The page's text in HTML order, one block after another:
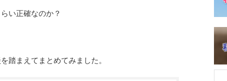
い正確なのか？
踏まえてまとめてみました。